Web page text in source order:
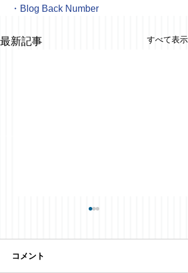
・ Blog Back Number
最新記事 すべて表示
コメント